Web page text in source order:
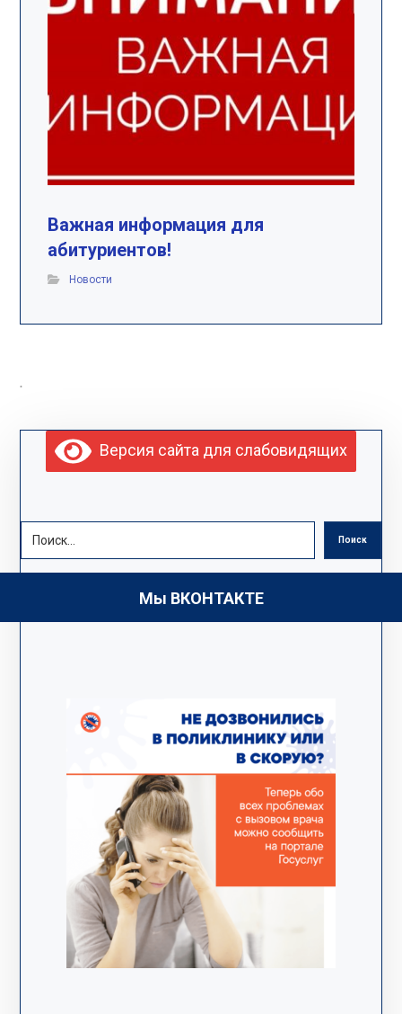
Важная информация для
абитуриентов!
Новости
.
Версия сайта для слабовидящих
Поиск
Мы ВКОНТАКТЕ